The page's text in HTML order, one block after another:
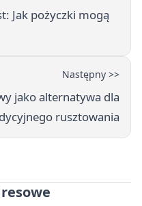
Jak pożyczki mogą
Następny >>
jako alternatywa dla
rusztowania